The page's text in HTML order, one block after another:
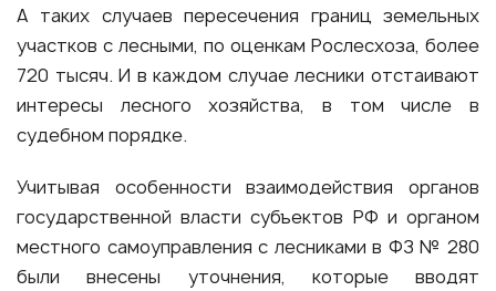
А таких случаев пересечения границ земельных
участков с лесными, по оценкам Рослесхоза, более
720 тысяч. И в каждом случае лесники отстаивают
интересы лесного хозяйства, в том числе в
судебном порядке.
Учитывая особенности взаимодействия органов
государственной власти субъектов РФ и органом
местного самоуправления с лесниками в ФЗ № 280
были внесены уточнения, которые вводят